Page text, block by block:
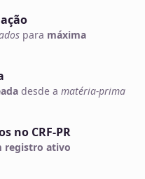
para máxima
desde a matéria-prima
no CRF-PR
registro ativo